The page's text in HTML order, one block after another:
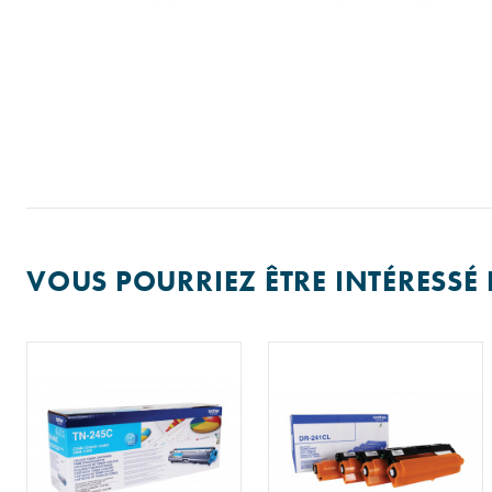
VOUS POURRIEZ ÊTRE INTÉRESSÉ